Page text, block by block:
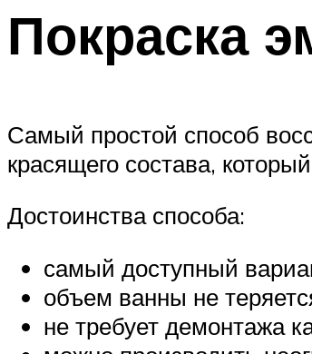
Покраска
Самый простой способ
красящего состава,
Достоинства способа:
самый доступный
объем ванны не
не требует демонтажа